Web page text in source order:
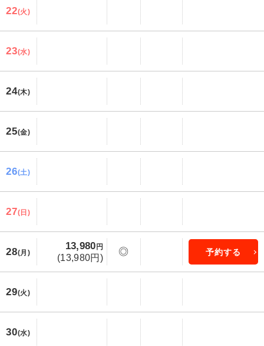
22(火)
23(水)
24(木)
25(金)
26(土)
27(日)
28(月)
13,980 円
(13,980円)
◎ 予約する
29(火)
30(水)